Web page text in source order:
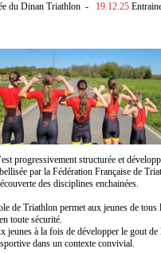
du Dinan Triathlon - 19.12.25
progressivement structurée et
par la Fédération Française de
des disciplines enchainées.
de Triathlon permet aux jeunes de tous
toute sécurité.
jeunes à la fois de développer le gout de
dans un contexte convivial.